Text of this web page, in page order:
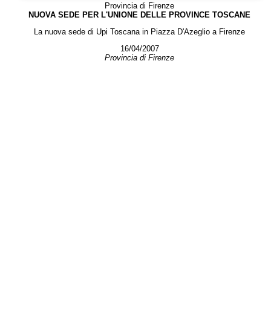
Provincia di Firenze
NUOVA SEDE PER L'UNIONE DELLE PROVINCE TOSCANE
La nuova sede di Upi Toscana in Piazza D'Azeglio a Firenze
16/04/2007
Provincia di Firenze